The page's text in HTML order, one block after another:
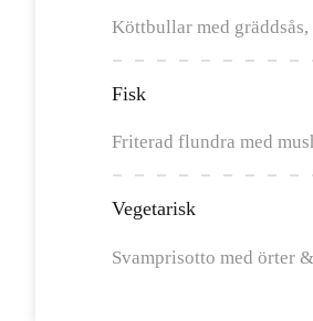
Köttbullar med
Fisk
Friterad flundra med
Vegetarisk
Svamprisotto med örter